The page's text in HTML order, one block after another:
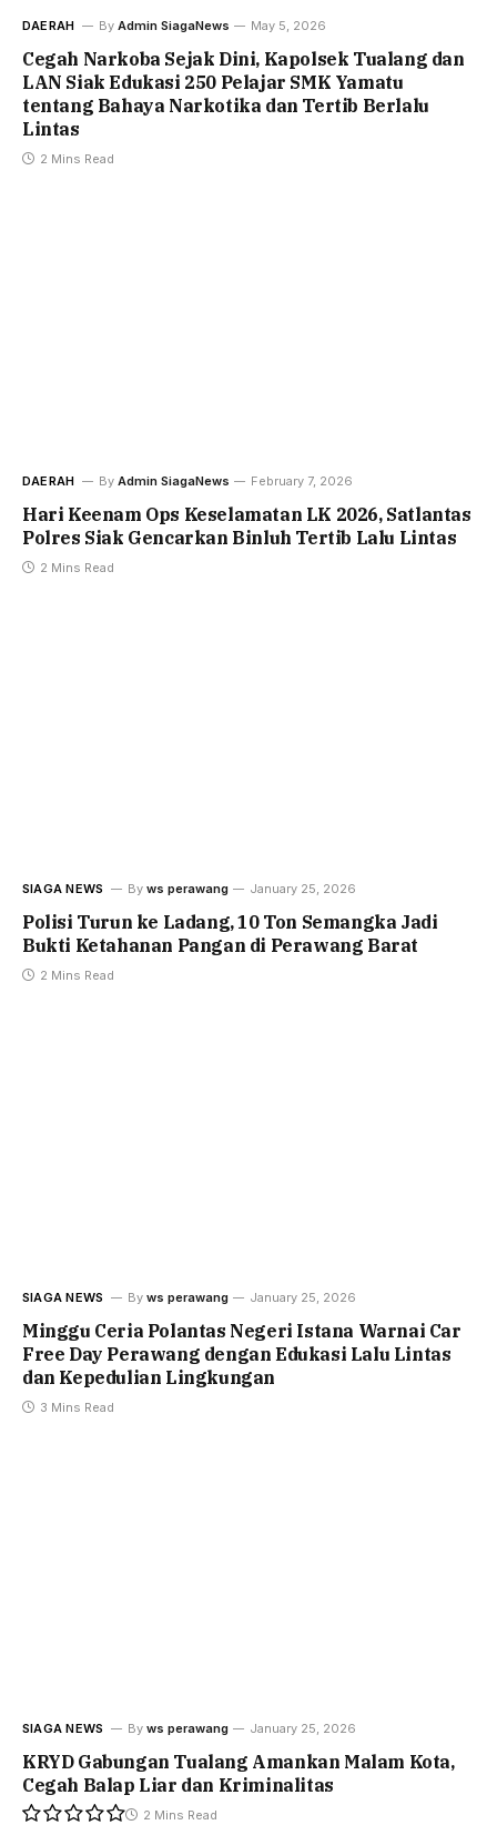
DAERAH By Admin SiagaNews May 5, 2026
Cegah Narkoba Sejak Dini, Kapolsek Tualang dan
LAN Siak Edukasi 250 Pelajar SMK Yamatu
tentang Bahaya Narkotika dan Tertib Berlalu
Lintas
2 Mins Read
DAERAH By Admin SiagaNews February 7, 2026
Hari Keenam Ops Keselamatan LK 2026, Satlantas
Polres Siak Gencarkan Binluh Tertib Lalu Lintas
2 Mins Read
SIAGA NEWS By ws perawang January 25, 2026
Polisi Turun ke Ladang, 10 Ton Semangka Jadi
Bukti Ketahanan Pangan di Perawang Barat
2 Mins Read
SIAGA NEWS By ws perawang January 25, 2026
Minggu Ceria Polantas Negeri Istana Warnai Car
Free Day Perawang dengan Edukasi Lalu Lintas
dan Kepedulian Lingkungan
3 Mins Read
SIAGA NEWS By ws perawang January 25, 2026
KRYD Gabungan Tualang Amankan Malam Kota,
Cegah Balap Liar dan Kriminalitas
2 Mins Read